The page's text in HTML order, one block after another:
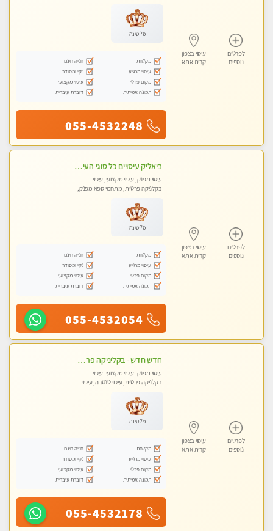
לפרטים
נוספים
עיסוי בצפון
קרית אתא
פלטינה
מקלחת
חניה חינם
עיסוי מרגיע
נקי ומסודר
מקום פרטי
עיסוי מקצועי
תמונה אמיתית
דוברת עיברית
055-4532248
לפרטים
נוספים
עיסוי בצפון
קרית אתא
ביאליק עיסויים כל סוגי העיסויים מעסה מקצועית ואיכותית פרטי!!!מומלץ לחלוטין!!
עיסוי מפנק, עיסוי מקצועי, עיסוי
בקלניקה פרטית, מתחמי ספא מפנק,
פלטינה
מקלחת
חניה חינם
עיסוי מרגיע
נקי ומסודר
מקום פרטי
עיסוי מקצועי
תמונה אמיתית
דוברת עיברית
055-4532054
לפרטים
נוספים
עיסוי בצפון
קרית אתא
חדש חדש - בקליניקה פרטית בחיפה עיסוי לחידוש אנרגיות עיסוי חלומי מומלץ מאוד !
עיסוי מפנק, עיסוי מקצועי, עיסוי
בקלניקה פרטית, עיסוי טנטרה, עיסוי
פלטינה
מקלחת
חניה חינם
עיסוי מרגיע
נקי ומסודר
מקום פרטי
עיסוי מקצועי
תמונה אמיתית
דוברת עיברית
055-4532178